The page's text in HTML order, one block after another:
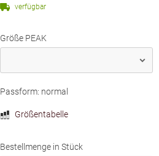
verfügbar
Größe PEAK
Passform: normal
Größentabelle
Bestellmenge in Stück